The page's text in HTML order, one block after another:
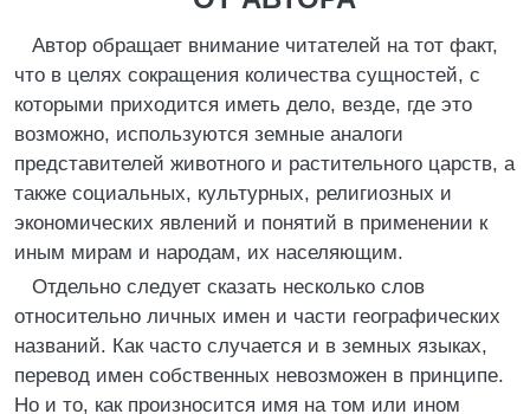
Автор обращает внимание читателей на тот факт,
что в целях сокращения количества сущностей, с
которыми приходится иметь дело, везде, где это
возможно, используются земные аналоги
представителей животного и растительного царств, а
также социальных, культурных, религиозных и
экономических явлений и понятий в применении к
иным мирам и народам, их населяющим.
Отдельно следует сказать несколько слов
относительно личных имен и части географических
названий. Как часто случается и в земных языках,
перевод имен собственных невозможен в принципе.
Но и то, как произносится имя на том или ином